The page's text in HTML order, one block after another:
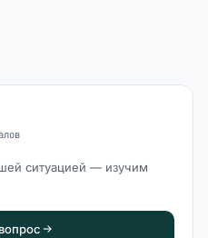
ситуацией — изучим